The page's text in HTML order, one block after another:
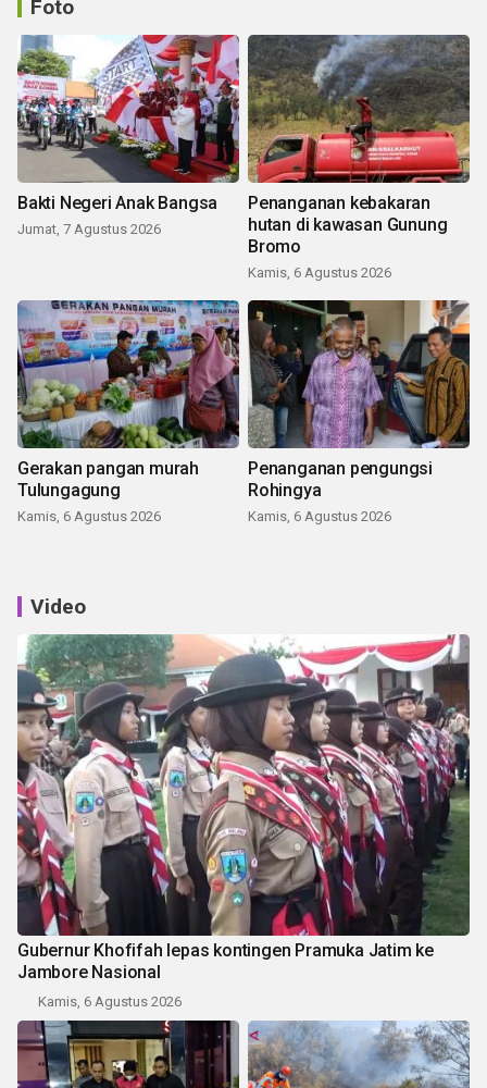
Foto
Bakti Negeri Anak Bangsa
Jumat, 7 Agustus 2026
Penanganan kebakaran
hutan di kawasan Gunung
Bromo
Kamis, 6 Agustus 2026
Gerakan pangan murah
Tulungagung
Kamis, 6 Agustus 2026
Penanganan pengungsi
Rohingya
Kamis, 6 Agustus 2026
Video
Gubernur Khofifah lepas kontingen Pramuka Jatim ke
Jambore Nasional
Kamis, 6 Agustus 2026